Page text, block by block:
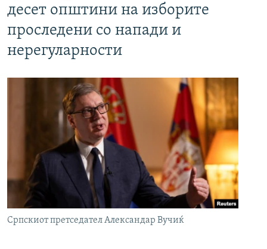
десет општини на изборите
проследени со напади и
нерегуларности
Српскиот претседател Александар Вучиќ